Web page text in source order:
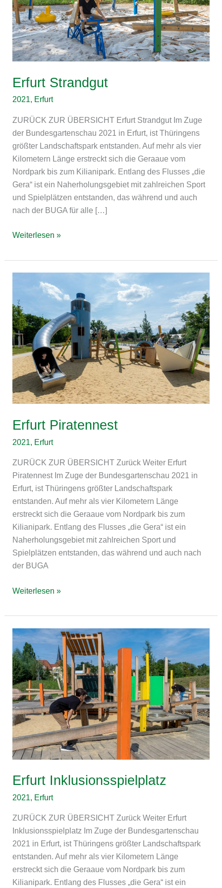
Erfurt Strandgut
2021, Erfurt
ZURÜCK ZUR ÜBERSICHT Erfurt Strandgut Im Zuge
der Bundesgartenschau 2021 in Erfurt, ist Thüringens
größter Landschaftspark entstanden. Auf mehr als vier
Kilometern Länge erstreckt sich die Geraaue vom
Nordpark bis zum Kilianipark. Entlang des Flusses „die
Gera“ ist ein Naherholungsgebiet mit zahlreichen Sport
und Spielplätzen entstanden, das während und auch
nach der BUGA für alle […]
Weiterlesen »
Erfurt Piratennest
2021 Erfurt
ZURÜCK ZUR ÜBERSICHT Zurück Weiter Erfurt
Piratennest Im Zuge der Bundesgartenschau 2021 in
Erfurt, ist Thüringens größter Landschaftspark
entstanden. Auf mehr als vier Kilometern Länge
erstreckt sich die Geraaue vom Nordpark bis zum
Kilianipark. Entlang des Flusses „die Gera“ ist ein
Naherholungsgebiet mit zahlreichen Sport und
Spielplätzen entstanden, das während und auch nach
der BUGA
Piratennest
Weiterlesen »
Erfurt Inklusionsspielplatz
2021, Erfurt
ZURÜCK ZUR ÜBERSICHT Zurück Weiter Erfurt
Inklusionsspielplatz Im Zuge der Bundesgartenschau
2021 in Erfurt, ist Thüringens größter Landschaftspark
entstanden. Auf mehr als vier Kilometern Länge
erstreckt sich die Geraaue vom Nordpark bis zum
Kilianipark. Entlang des Flusses „die Gera“ ist ein
Erfurt
Inklusionsspielplatz